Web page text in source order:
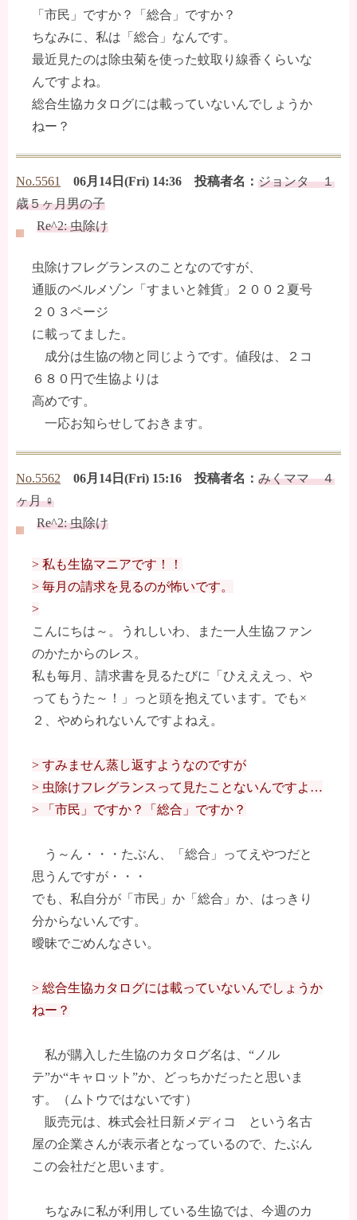
「市民」ですか？「総合」ですか？
ちなみに、私は「総合」なんです。
最近見たのは除虫菊を使った蚊取り線香くらいな
んですよね。
総合生協カタログには載っていないんでしょうか
ねー？
No.5561 06月14日(Fri) 14:36 投稿者名： ジョンタ １
歳５ヶ月男の子
Re^2: 虫除け
虫除けフレグランスのことなのですが、
通販のベルメゾン「すまいと雑貨」２００２夏号
２０３ページ
に載ってました。
成分は生協の物と同じようです。値段は、２コ
６８０円で生協よりは
高めです。
一応お知らせしておきます。
No.5562 06月14日(Fri) 15:16 投稿者名： みくママ ４
ヶ月 ♀
Re^2: 虫除け
> 私も生協マニアです！！
> 毎月の請求を見るのが怖いです。
>
こんにちは～。うれしいわ、また一人生協ファン
のかたからのレス。
私も毎月、請求書を見るたびに「ひえええっ、や
ってもうた～！」っと頭を抱えています。でも×
２、やめられないんですよねえ。
> すみません蒸し返すようなのですが
> 虫除けフレグランスって見たことないんですよ…
> 「市民」ですか？「総合」ですか？
う～ん・・・たぶん、「総合」ってえやつだと
思うんですが・・・
でも、私自分が「市民」か「総合」か、はっきり
分からないんです。
曖昧でごめんなさい。
> 総合生協カタログには載っていないんでしょうか
ねー？
私が購入した生協のカタログ名は、“ノル
テ”か“キャロット”か、どっちかだったと思いま
す。（ムトウではないです）
販売元は、株式会社日新メディコ という名古
屋の企業さんが表示者となっているので、たぶん
この会社だと思います。
ちなみに私が利用している生協では、今週のカ